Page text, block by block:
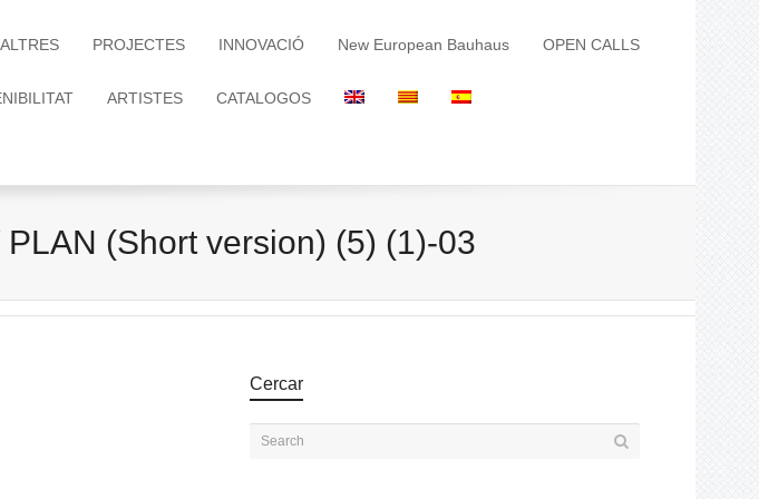
PROJECTES INNOVACIÓ New European Bauhaus OPEN CALLS
ARTISTES CATALOGOS
(Short version) (5) (1)-03
Cercar